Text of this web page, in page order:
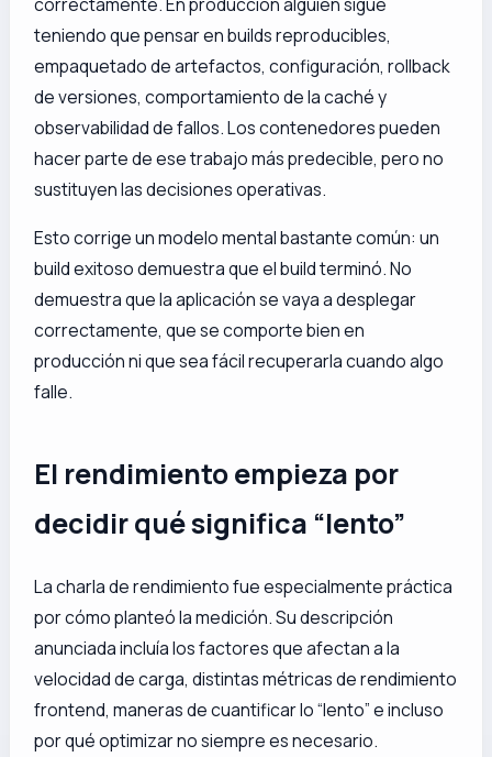
teniendo que pensar en builds reproducibles,
empaquetado de artefactos, configuración, rollback
de versiones, comportamiento de la caché y
observabilidad de fallos. Los contenedores pueden
hacer parte de ese trabajo más predecible, pero no
sustituyen las decisiones operativas.
Esto corrige un modelo mental bastante común: un
build exitoso demuestra que el build terminó. No
demuestra que la aplicación se vaya a desplegar
correctamente, que se comporte bien en
producción ni que sea fácil recuperarla cuando algo
falle.
El rendimiento empieza por
decidir qué significa “lento”
La charla de rendimiento fue especialmente práctica
por cómo planteó la medición. Su descripción
anunciada incluía los factores que afectan a la
velocidad de carga, distintas métricas de rendimiento
frontend, maneras de cuantificar lo “lento” e incluso
por qué optimizar no siempre es necesario.